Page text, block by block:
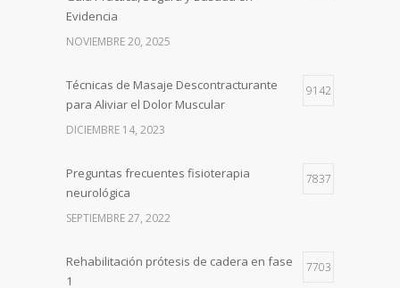
Evidencia
NOVIEMBRE 20, 2025
Técnicas de Masaje Descontracturante
para Aliviar el Dolor Muscular
9142
DICIEMBRE 14, 2023
Preguntas frecuentes fisioterapia
neurológica
7837
SEPTIEMBRE 27, 2022
Rehabilitación prótesis de cadera en fase
1
7703